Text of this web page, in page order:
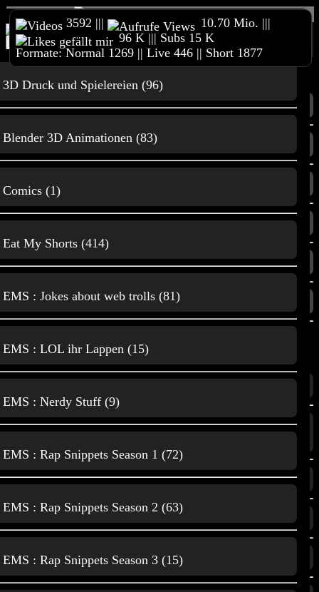
3592 |||
10.70 Mio. |||
96 K ||| Subs 15 K
Formate: Normal 1269 || Live 446 || Short 1877
Content
Home
Trailer
3D Druck & andere Projekte
Alle Videos
Beliebte Videos
Neuste Videos
Themes
Film und Animationen
Gaming (1344)
Home Computer (20)
Mikrocontroller (124)
3D Druck und Spielereien (96)
Blender 3D Animationen (83)
Comics (1)
Eat My Shorts (414)
EMS : Jokes about web trolls (81)
EMS : LOL ihr Lappen (15)
EMS : Nerdy Stuff (9)
EMS : Rap Snippets Season 1 (72)
EMS : Rap Snippets Season 2 (63)
EMS : Rap Snippets Season 3 (15)
Home Reimeckers Spielesammlung
Merchandise
Unterstützt meinen Kanal
3D Druck &
3D Druck
Animationen
Gaming
Home Computer
Mikrocontroller
Music, Kunst und
Unterhaltung
Natur, Tiere
und Wissenschaft